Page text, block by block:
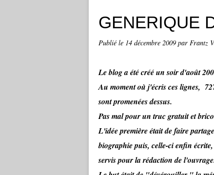
GENERIQUE
Publié le 14 décembre 2009 par Frantz
Le blog a été créé un soir d'août
Au moment où j'écris ces lignes,
sont promenées dessus.
Pas mal pour un truc gratuit et
L'idée première était de faire
biographie puis, celle-ci enfin
servis pour la rédaction de